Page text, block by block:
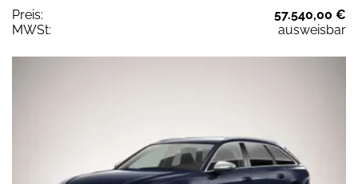
Preis:
57.540,00 €
MWSt:
ausweisbar